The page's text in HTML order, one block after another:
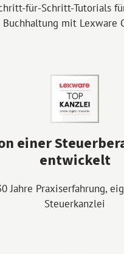
für-Schritt-Tutorials
Buchhaltung mit Lexware
einer
entwickelt
Jahre Praxiserfahrung,
Steuerkanzlei